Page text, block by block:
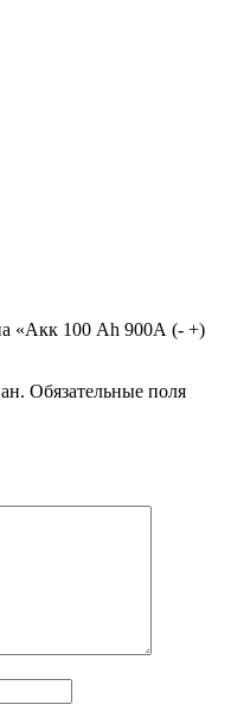
«Акк 100 Ah 900А (- +)
Обязательные поля